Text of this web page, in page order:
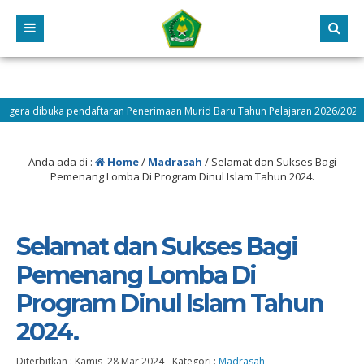
pendaftaran Penerimaan Murid Baru Tahun Pelajaran 2026/2027 cek
Anda ada di : Home/ Madrasah / Selamat dan Sukses Bagi
Pemenang Lomba Di Program Dinul Islam Tahun 2024.
Selamat dan Sukses Bagi
Pemenang Lomba Di
Program Dinul Islam Tahun
2024.
Diterbitkan : Kamis, 28 Mar 2024- Kategori : Madrasah